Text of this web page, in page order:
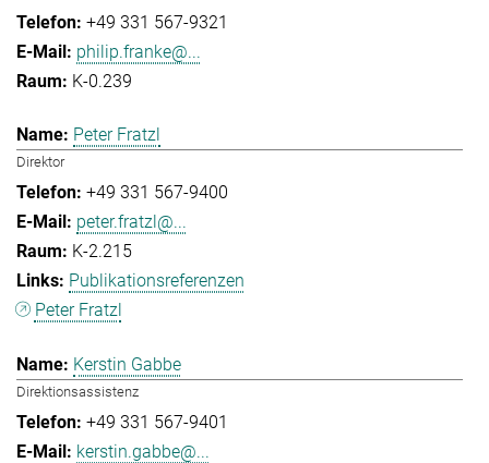
+49 331 567-9321
philip.franke@...
K-0.239
Peter Fratzl
Direktor
+49 331 567-9400
peter.fratzl@...
K-2.215
Publikationsreferenzen
Peter Fratzl
Kerstin Gabbe
Direktionsassistenz
+49 331 567-9401
kerstin.gabbe@...